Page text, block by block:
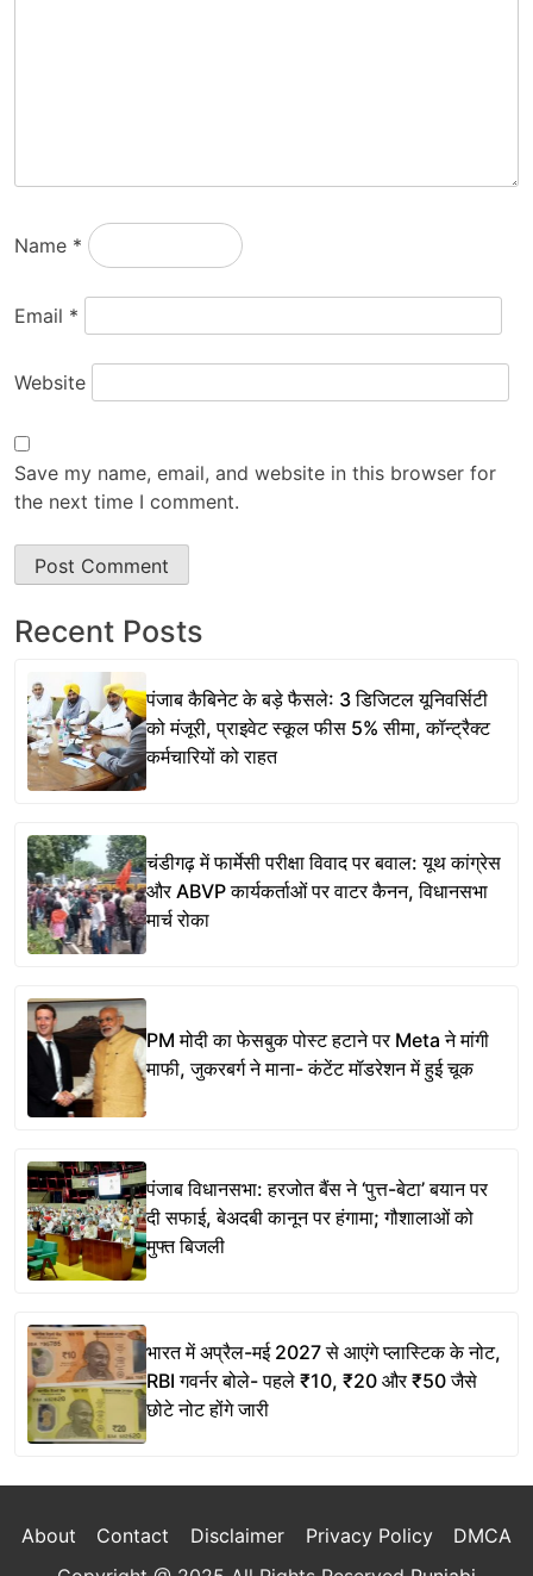
Name *
Email *
Website
Save my name, email, and website in this browser for
the next time I comment.
Recent Posts
पंजाब कैबिनेट के बड़े फैसले: 3 डिजिटल यूनिवर्सिटी
को मंजूरी, प्राइवेट स्कूल फीस 5% सीमा, कॉन्ट्रैक्ट
कर्मचारियों को राहत
चंडीगढ़ में फार्मेसी परीक्षा विवाद पर बवाल: यूथ कांग्रेस
और ABVP कार्यकर्ताओं पर वाटर कैनन, विधानसभा
मार्च रोका
PM मोदी का फेसबुक पोस्ट हटाने पर Meta ने मांगी
माफी, जुकरबर्ग ने माना- कंटेंट मॉडरेशन में हुई चूक
पंजाब विधानसभा: हरजोत बैंस ने ‘पुत्त-बेटा’ बयान पर
दी सफाई, बेअदबी कानून पर हंगामा; गौशालाओं को
मुफ्त बिजली
भारत में अप्रैल-मई 2027 से आएंगे प्लास्टिक के नोट,
RBI गवर्नर बोले- पहले ₹10, ₹20 और ₹50 जैसे
छोटे नोट होंगे जारी
About Contact Disclaimer Privacy Policy
DMCA